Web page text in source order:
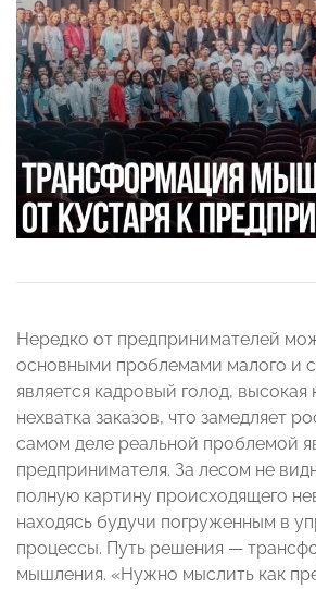
Нередко от предпринимателей
основными проблемами малого и
является кадровый голод, высокая
нехватка заказов, что замедляет
самом деле реальной проблемой
предпринимателя. За лесом не
полную картину происходящего
находясь будучи погруженным в
процессы. Путь решения —
мышления. «Нужно мыслить как